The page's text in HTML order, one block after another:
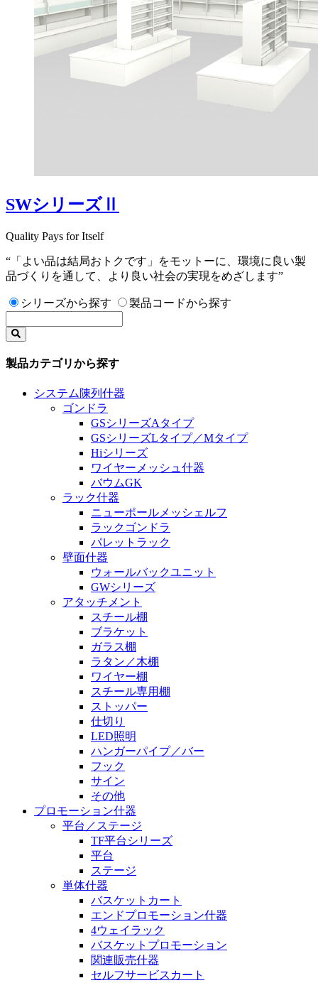
SWシリーズⅡ
Quality Pays for Itself
“「よい品は結局おトクです」をモットーに、環境に良い製
品づくりを通して、より良い社会の実現をめざします”
シリーズから探す 製品コードから探す
製品カテゴリから探す
システム陳列什器
ゴンドラ
GSシリーズAタイプ
GSシリーズLタイプ／Mタイプ
Hiシリーズ
ワイヤーメッシュ什器
バウムGK
ラック什器
ニューポールメッシェルフ
ラックゴンドラ
パレットラック
壁面什器
ウォールバックユニット
GWシリーズ
アタッチメント
スチール棚
ブラケット
ガラス棚
ラタン／木棚
ワイヤー棚
スチール専用棚
ストッパー
仕切り
LED照明
ハンガーパイプ／バー
フック
サイン
その他
プロモーション什器
平台／ステージ
TF平台シリーズ
平台
ステージ
単体什器
バスケットカート
エンドプロモーション什器
4ウェイラック
バスケットプロモーション
関連販売什器
セルフサービスカート